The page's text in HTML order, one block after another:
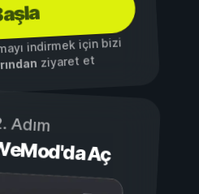
indirmek için bizi
ziyaret et
Adım
Aç